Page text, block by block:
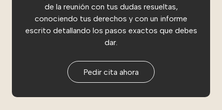
de la reunión con tus dudas resueltas,
conociendo tus derechos y con un informe
escrito detallando los pasos exactos que debes
dar.
Pedir cita ahora